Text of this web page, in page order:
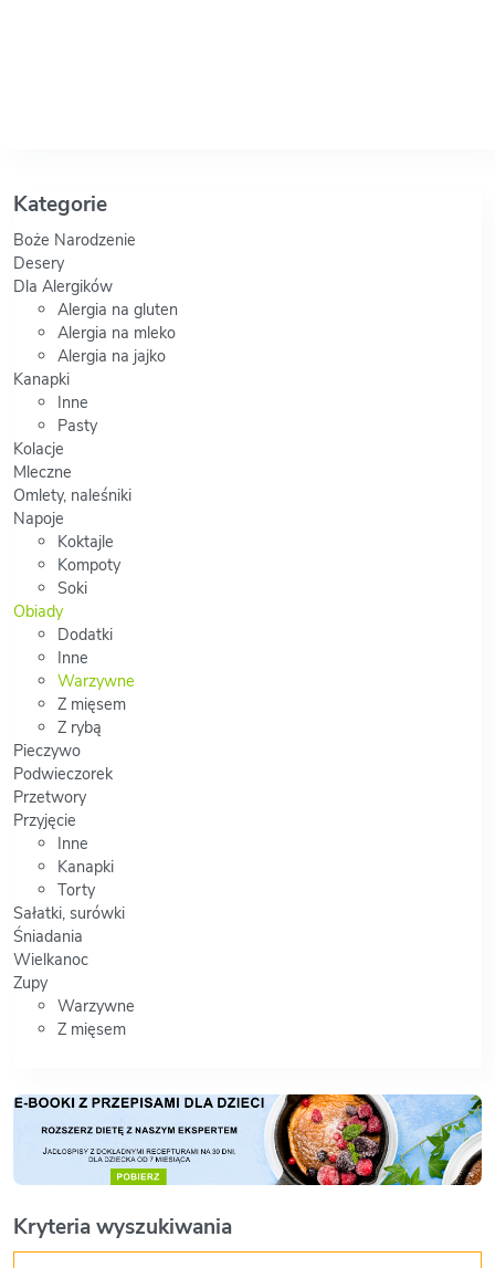
Kryteria wyszukiwania
Kategorie
Boże Narodzenie
Desery
Dla Alergików
Alergia na gluten
Alergia na mleko
Alergia na jajko
Kanapki
Inne
Pasty
Kolacje
Mleczne
Omlety, naleśniki
Napoje
Koktajle
Kompoty
Soki
Obiady
Dodatki
Inne
Warzywne
Z mięsem
Z rybą
Pieczywo
Podwieczorek
Przetwory
Przyjęcie
Inne
Kanapki
Torty
Sałatki, surówki
Śniadania
Wielkanoc
Zupy
Warzywne
Z mięsem